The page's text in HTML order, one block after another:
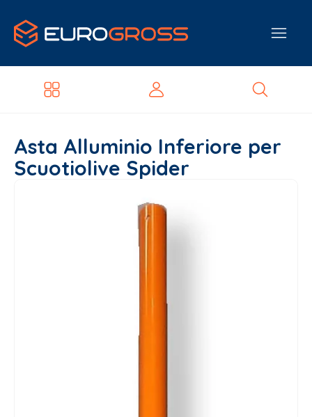
Asta Alluminio Inferiore per
Scuotiolive Spider